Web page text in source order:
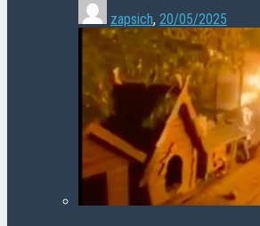
zapsich, 20/05/2025